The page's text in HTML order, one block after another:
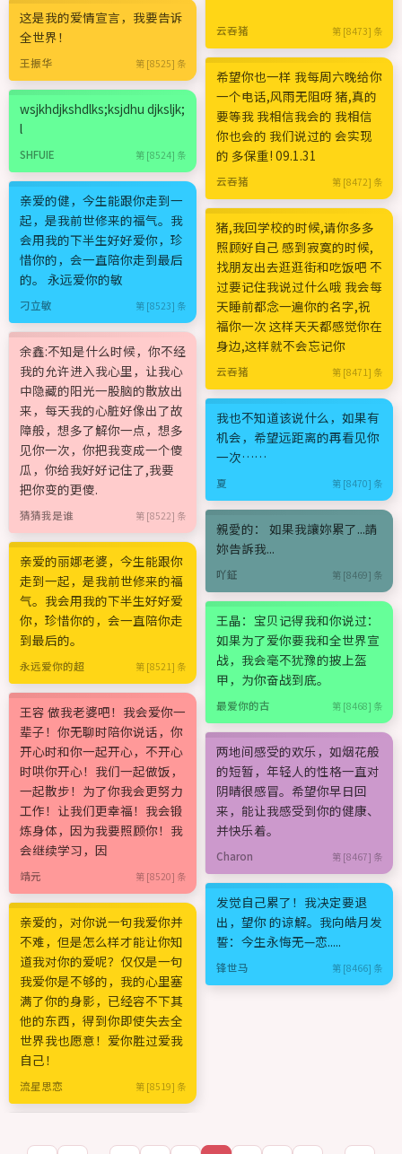
这是我的爱情宣言，我要告诉
全世界！
王振华 第 [8525] 条
wsjkhdjkshdlks;ksjdhu djksljk;
l
SHFUIE 第 [8524] 条
亲爱的健，今生能跟你走到一
起，是我前世修来的福气。我
会用我的下半生好好爱你，珍
惜你的，会一直陪你走到最后
的。 永远爱你的敏
刁立敏 第 [8523] 条
余鑫:不知是什么时候，你不经
我的允许进入我心里，让我心
中隐藏的阳光一股脑的散放出
来，每天我的心脏好像出了故
障般，想多了解你一点，想多
见你一次，你把我变成一个傻
瓜，你给我好好记住了,我要
把你变的更傻.
猜猜我是谁 第 [8522] 条
亲爱的丽娜老婆，今生能跟你
走到一起，是我前世修来的福
气。我会用我的下半生好好爱
你，珍惜你的，会一直陪你走
到最后的。
永远爱你的超 第 [8521] 条
王容 做我老婆吧！我会爱你一
辈子！你无聊时陪你说话，你
开心时和你一起开心，不开心
时哄你开心！我们一起做饭，
一起散步！为了你我会更努力
工作！让我们更幸福！我会锻
炼身体，因为我要照顾你！我
会继续学习，因
靖元 第 [8520] 条
亲爱的，对你说一句我爱你并
不难，但是怎么样才能让你知
道我对你的爱呢？仅仅是一句
我爱你是不够的，我的心里塞
满了你的身影，已经容不下其
他的东西，得到你即使失去全
世界我也愿意！爱你胜过爱我
自己！
流星思恋 第 [8519] 条
云吞猪 第 [8473] 条
希望你也一样 我每周六晚给你
一个电话,风雨无阻呀 猪,真的
要等我 我相信我会的 我相信
你也会的 我们说过的 会实现
的 多保重! 09.1.31
云吞猪 第 [8472] 条
猪,我回学校的时候,请你多多
照顾好自己 感到寂寞的时候,
找朋友出去逛逛街和吃饭吧 不
过要记住我说过什么哦 我会每
天睡前都念一遍你的名字,祝
福你一次 这样天天都感觉你在
身边,这样就不会忘记你
云吞猪 第 [8471] 条
我也不知道该说什么，如果有
机会，希望远距离的再看见你
一次……
夏 第 [8470] 条
親愛的： 如果我讓妳累了...請
妳告訴我...
吖鉦 第 [8469] 条
王晶：宝贝记得我和你说过：
如果为了爱你要我和全世界宣
战，我会毫不犹豫的披上盔
甲，为你奋战到底。
最爱你的古 第 [8468] 条
两地间感受的欢乐，如烟花般
的短暂，年轻人的性格一直对
阴晴很感冒。希望你早日回
来，能让我感受到你的健康、
并快乐着。
Charon 第 [8467] 条
发觉自己累了！我决定要退
出，望你 的谅解。我向皓月发
誓：今生永悔无—恋.....
锋世马 第 [8466] 条